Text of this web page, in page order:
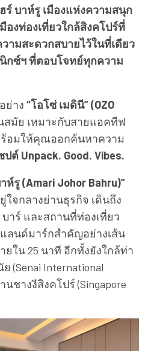
ร์ บาห์รู เมืองแห่งความสนุก
องท่องเที่ยวใกล้สิงคโปร์ที่
มสะดวกสบายไว้ในที่เดียว
กซ์ฯ ที่ตอบโจทย์ทุกความ
ย่าง “โอโซ่ เมดินี” (OZO
มัย เหมาะกับสายแอคทีฟ
อมให้คุณออกค้นหาความ
ปต์ Unpack. Good. Vibes.
ห์รู (Amari Johor Bahru)”
ใจกลางย่านธุรกิจ เดินถึง
าร์ และสถานที่ท่องเที่ยว
ลนด์มาร์กสำคัญอย่างเส้น
ใน 25 นาที อีกทั้งยังใกล้ท่า
(Senai International
ชางงีสิงคโปร์ (Singapore